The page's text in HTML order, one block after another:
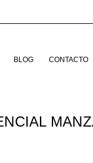
BLOG CONTACTO